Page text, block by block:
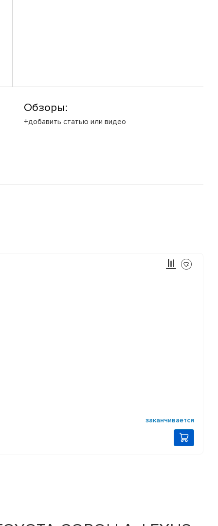
Обзоры:
+добавить статью или видео
заканчивается